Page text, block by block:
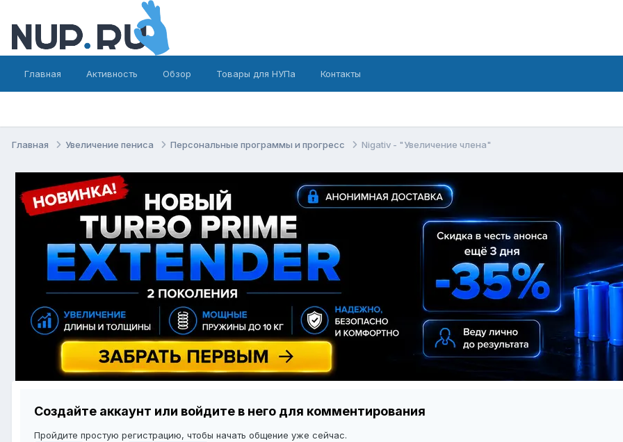
Главная Активность Обзор Товары для НУПа Контакты
Главная Увеличение пениса Персональные программы и прогресс Nigativ - "Увеличение члена"
Создайте аккаунт или войдите в него для комментирования
Пройдите простую регистрацию, чтобы начать общение уже сейчас.